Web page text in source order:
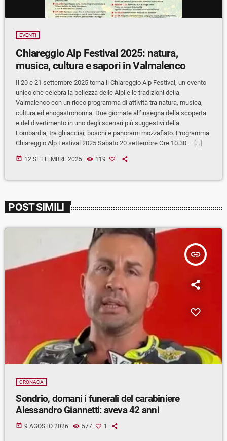
EVENTI
Chiareggio Alp Festival 2025: natura,
musica, cultura e sapori in Valmalenco
Il 20 e 21 settembre 2025 torna il Chiareggio Alp Festival, un evento
unico che celebra la bellezza delle Alpi e le tradizioni della
Valmalenco con un ricco programma di attività tra natura, musica,
cultura ed enogastronomia. Due giornate all’insegna della scoperta
e del divertimento in uno degli scenari più suggestivi della
Lombardia, tra ghiacciai, boschi e panorami mozzafiato. Programma
Chiareggio Alp Festival 2025 Sabato 20 settembre Ore 10.30 – […]
today 12 SETTEMBRE 2025 119
POST SIMILI
insert_link
CRONACA
Sondrio, domani i funerali del carabiniere
Alessandro Giannetti: aveva 42 anni
today 9 AGOSTO 2026 577 1